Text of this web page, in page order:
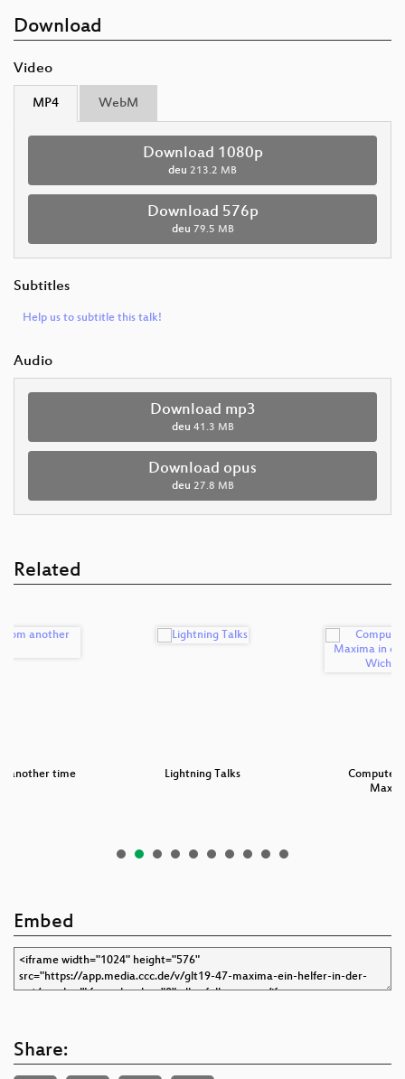
Download
Video
MP4 WebM
Download 1080p
deu 213.2 MB
Download 576p
deu 79.5 MB
Subtitles
Help us to subtitle this talk!
Audio
Download mp3
deu 41.3 MB
Download opus
deu 27.8 MB
Related
another time Lightning Talks
Computer
Embed
Share: